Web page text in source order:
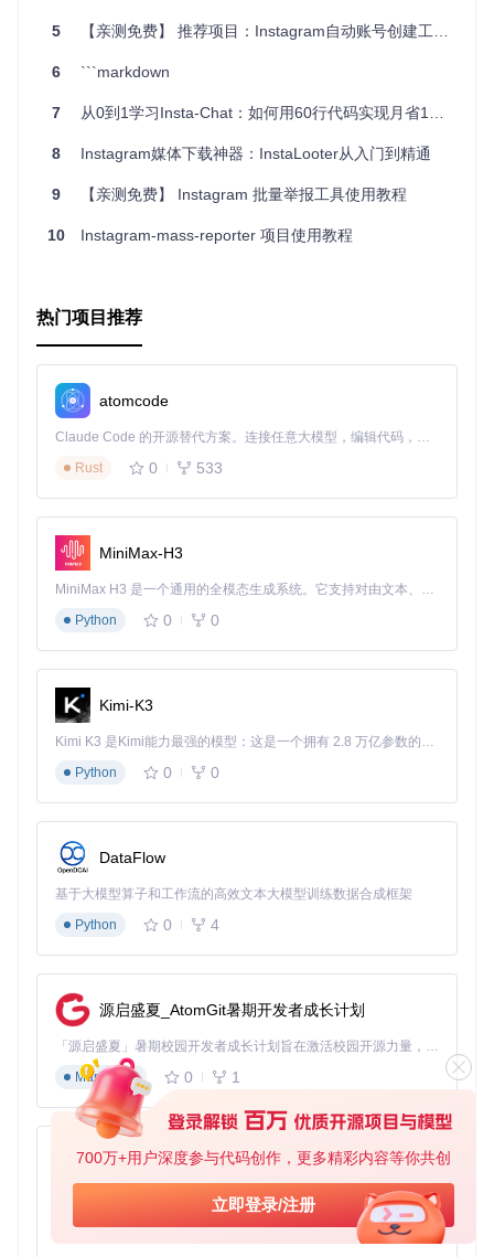
700万+用户深度参与代码创作，更多精彩内容等你共创
立即登录/注册
Mass Account Creator绝对是你的理想选择。然而，请务必了
时请注意遵守Instagram的使用政策。现在就去
5 【亲测免费】 推荐项目：Instagram自动账号创建工具——轻松玩转社交媒体
6 ```markdown
7 从0到1学习Insta-Chat：如何用60行代码实现月省15美元的营销工具
8 Instagram媒体下载神器：InstaLooter从入门到精通
9 【亲测免费】 Instagram 批量举报工具使用教程
10 Instagram-mass-reporter 项目使用教程
热门项目推荐
atomcode
Claude Code 的开源替代方案。连接任意大模型，编辑代码，运行命令，自动验证 — 全自动执行。用 Rust 构建，极致性能。 ｜ An open-source alternative to Claude Code. Connect any LLM, edit code, run commands, and verify changes — autonomously. Built in Rust for speed. Get Started
Rust
0 533
MiniMax-H3
MiniMax H3 是一个通用的全模态生成系统。它支持对由文本、图像、视频和音频组成的多模态上下文进行统一理解，并能生成分辨率高达 2K、时长可达 15 秒的带原生立体声音频的视频。得益于面向任务泛化的系统设计，H3 在预训练阶段就已具备广泛的多模态上下文理解与生成能力，能够出色地执行复杂的多模态指令。
Python
0 0
Kimi-K3
Kimi K3 是Kimi能力最强的模型：这是一个拥有 2.8 万亿参数的混合专家（MoE）模型，具备原生视觉理解能力，并支持 100 万 token 的上下文窗口。
Python
0 0
DataFlow
基于大模型算子和工作流的高效文本大模型训练数据合成框架
Python
0 4
源启盛夏_AtomGit暑期开发者成长计划
「源启盛夏」暑期校园开发者成长计划旨在激活校园开源力量，通过积分激励、认证扶持、资源倾斜等形式，引导高校组织和开发者完成「入驻 — 建项目 — 做贡献 — 获认证 — 得资源」的完整闭环。无论你是想带领社团入驻平台的组织者，还是希望用代码贡献证明自己的开发者，都能在这里找到属于你的成长路径。
Markdown
0 1
py-xiaozhi
基于Python的Xiaozhi AI，适用于想要完整Xiaozhi体验而无需拥有专用硬件的用户。
Python
0 1